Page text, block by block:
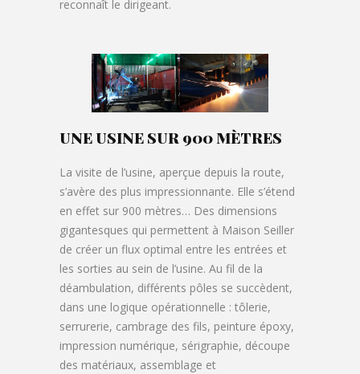
reconnaît le dirigeant.
UNE USINE SUR 900 MÈTRES
La visite de l’usine, aperçue depuis la route,
s’avère des plus impressionnante. Elle s’étend
en effet sur 900 mètres… Des dimensions
gigantesques qui permettent à Maison Seiller
de créer un flux optimal entre les entrées et
les sorties au sein de l’usine. Au fil de la
déambulation, différents pôles se succèdent,
dans une logique opérationnelle : tôlerie,
serrurerie, cambrage des fils, peinture époxy,
impression numérique, sérigraphie, découpe
des matériaux, assemblage et